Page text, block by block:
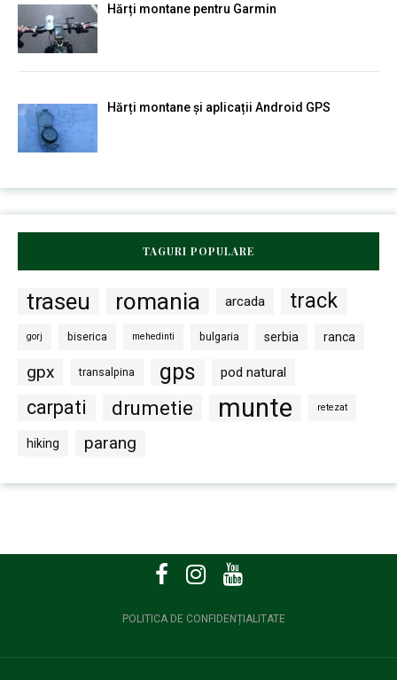
Hărți montane pentru Garmin
Hărți montane și aplicații Android GPS
TAGURI POPULARE
traseu romania arcada track
gorj biserica mehedinti bulgaria serbia ranca
gpx transalpina gps pod natural
carpati drumetie munte retezat
hiking parang
POLITICA DE CONFIDENȚIALITATE